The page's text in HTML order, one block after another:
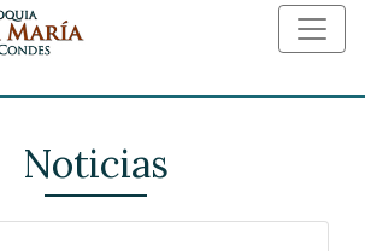
Noticias